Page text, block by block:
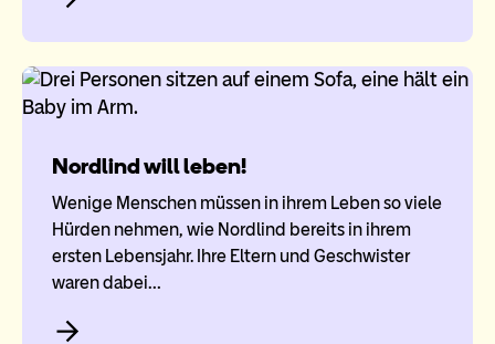
Nordlind will leben!
Wenige Menschen müssen in ihrem Leben so viele
Hürden nehmen, wie Nordlind bereits in ihrem
ersten Lebensjahr. Ihre Eltern und Geschwister
waren dabei…